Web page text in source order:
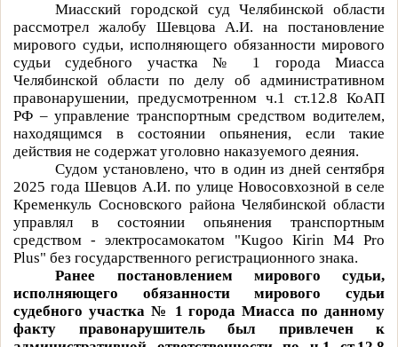
Миасский городской суд Челябинской области
рассмотрел жалобу Шевцова А.И. на постановление
мирового судьи, исполняющего обязанности мирового
судьи судебного участка № 1 города Миасса
Челябинской области по делу об административном
правонарушении, предусмотренном ч.1 ст.12.8 КоАП
РФ – управление транспортным средством водителем,
находящимся в состоянии опьянения, если такие
действия не содержат уголовно наказуемого деяния.
Судом установлено, что в один из дней сентября
2025 года Шевцов А.И. по улице Новосовхозной в селе
Кременкуль Сосновского района Челябинской области
управлял в состоянии опьянения транспортным
средством - электросамокатом "Kugoo Кirin M4Pro
Plus" без государственного регистрационного знака.
Ранее постановлением мирового судьи,
исполняющего обязанности мирового судьи
судебного участка № 1 города Миасса по данному
факту правонарушитель был привлечен к